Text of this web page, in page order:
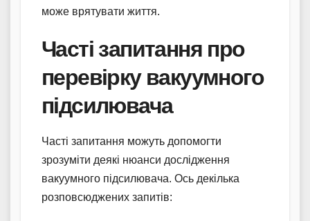
може врятувати життя.
Часті запитання про
перевірку вакуумного
підсилювача
Часті запитання можуть допомогти
зрозуміти деякі нюанси дослідження
вакуумного підсилювача. Ось декілька
розповсюджених запитів: